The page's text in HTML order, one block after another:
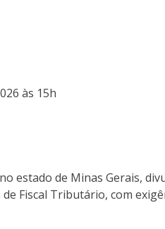
às 15h
estado de Minas Gerais,
de Fiscal Tributário, com